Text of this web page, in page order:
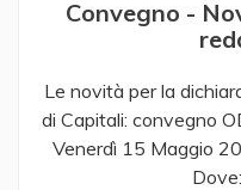
Convegno -
Le novità per la
di Capitali: convegno
Venerdì 15 Maggio